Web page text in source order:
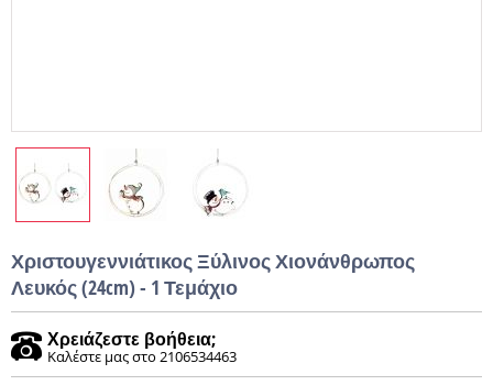
Χριστουγεννιάτικος Ξύλινος Χιονάνθρωπος
Λευκός (24cm) - 1 Τεμάχιο
Χρειάζεστε βοήθεια;
Καλέστε μας στο 2106534463